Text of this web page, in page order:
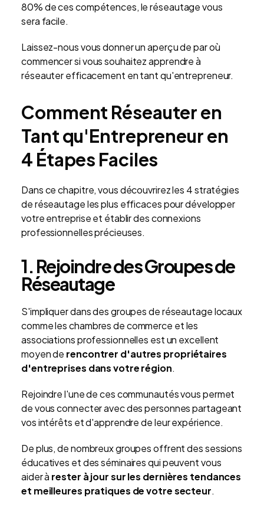
80% de ces compétences, le réseautage vous
sera facile.
Laissez-nous vous donner un aperçu de par où
commencer si vous souhaitez apprendre à
réseauter efficacement en tant qu'entrepreneur.
Comment Réseauter en
Tant qu'Entrepreneur en
4 Étapes Faciles
Dans ce chapitre, vous découvrirez les 4 stratégies
de réseautage les plus efficaces pour développer
votre entreprise et établir des connexions
professionnelles précieuses.
1. Rejoindre des Groupes de
Réseautage
S'impliquer dans des groupes de réseautage locaux
comme les chambres de commerce et les
associations professionnelles est un excellent
moyen de rencontrer d'autres propriétaires
d'entreprises dans votre région.
Rejoindre l'une de ces communautés vous permet
de vous connecter avec des personnes partageant
vos intérêts et d'apprendre de leur expérience.
De plus, de nombreux groupes offrent des sessions
éducatives et des séminaires qui peuvent vous
aider à rester à jour sur les dernières tendances
et meilleures pratiques de votre secteur.